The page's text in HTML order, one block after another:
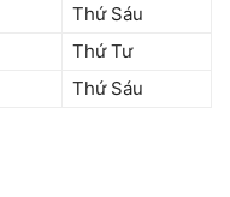
Thứ Sáu
Thứ Tư
Thứ Sáu